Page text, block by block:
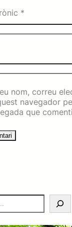
*
nom, correu
navegador
que